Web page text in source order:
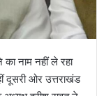
नाम नहीं ले रहा
दूसरी ओर उत्तराखंड